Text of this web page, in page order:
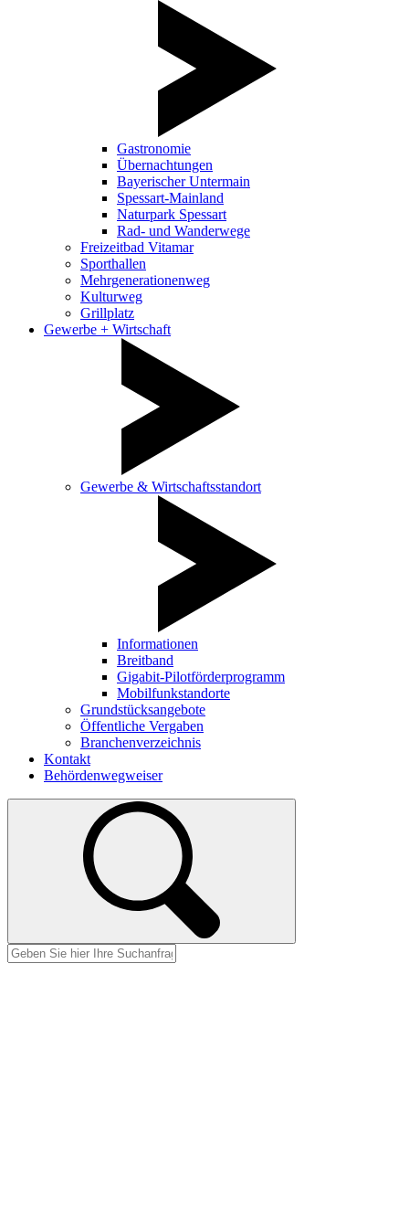
Gastronomie
Übernachtungen
Bayerischer Untermain
Spessart-Mainland
Naturpark Spessart
Rad- und Wanderwege
Freizeitbad Vitamar
Sporthallen
Mehrgenerationenweg
Kulturweg
Grillplatz
Gewerbe + Wirtschaft
Gewerbe & Wirtschaftsstandort
Informationen
Breitband
Gigabit-Pilotförderprogramm
Mobilfunkstandorte
Grundstücksangebote
Öffentliche Vergaben
Branchenverzeichnis
Kontakt
Behördenwegweiser